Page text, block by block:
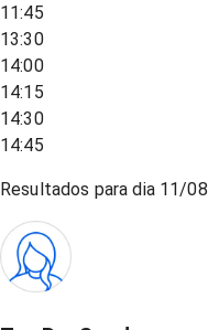
11:45
13:30
14:00
14:15
14:30
14:45
Resultados para dia 11/08